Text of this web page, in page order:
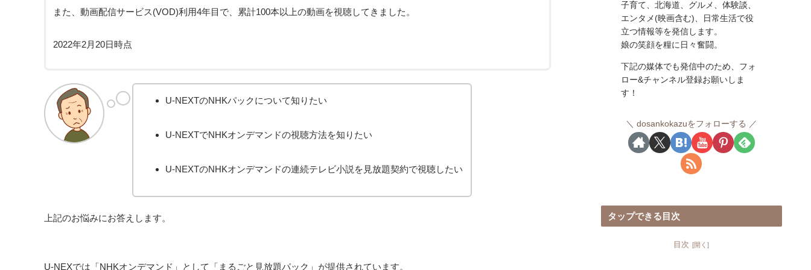
また、動画配信サービス(VOD)利用4年目で、累計100本以上の動画を視聴してきました。
2022年2月20日時点
U-NEXTのNHKパックについて知りたい
U-NEXTでNHKオンデマンドの視聴方法を知りたい
U-NEXTのNHKオンデマンドの連続テレビ小説を見放題契約で視聴したい
上記のお悩みにお答えします。
U-NEXでは「NHKオンデマンド」として「まるごと見放題パック」が提供されています。
子育て、北海道、グルメ、体験談、
エンタメ(映画含む)、日常生活で役
立つ情報等を発信します。
娘の笑顔を糧に日々奮闘。
下記の媒体でも発信中のため、フォ
ロー&チャンネル登録お願いしま
す！
dosankokazuをフォローする
タップできる目次
目次